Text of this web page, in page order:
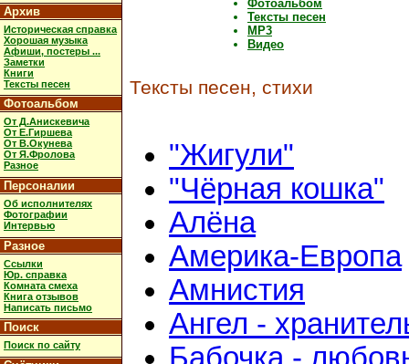
Архив
Историческая справка
Хорошая музыка
Афиши, постеры ...
Заметки
Книги
Тексты песен
Фотоальбом
От Д.Анискевича
От Е.Гиршева
От В.Окунева
От Я.Фролова
Разное
Персоналии
Об исполнителях
Фотографии
Интервью
Разное
Ссылки
Юр. справка
Комната смеха
Книга отзывов
Написать письмо
Поиск
Поиск по сайту
Фотоальбом
Тексты песен
MP3
Видео
Тексты песен, стихи
"Жигули"
"Чёрная кошка"
Алёна
Америка-Европа
Амнистия
Ангел -